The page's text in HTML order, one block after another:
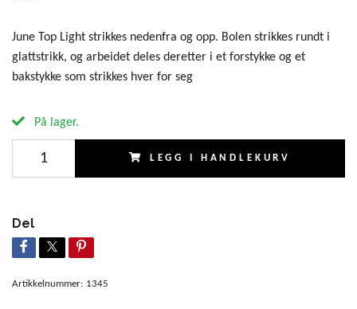
June Top Light strikkes nedenfra og opp. Bolen strikkes rundt i
glattstrikk, og arbeidet deles deretter i et forstykke og et
bakstykke som strikkes hver for seg
På lager.
LEGG I HANDLEKURV
Del
Artikkelnummer: 1345